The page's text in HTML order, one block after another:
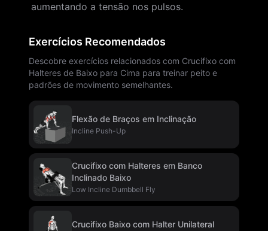
aumentando a tensão nos pulsos.
Exercícios Recomendados
Descobre exercícios relacionados com Crucifixo com
Halteres de Baixo para Cima para treinar peito e
padrões de movimento semelhantes.
Flexão de Braços em Inclinação
Incline Push-Up
Crucifixo com Halteres em Banco
Inclinado Baixo
Low Incline Dumbbell Fly
Crucifixo Baixo com Halter Unilateral